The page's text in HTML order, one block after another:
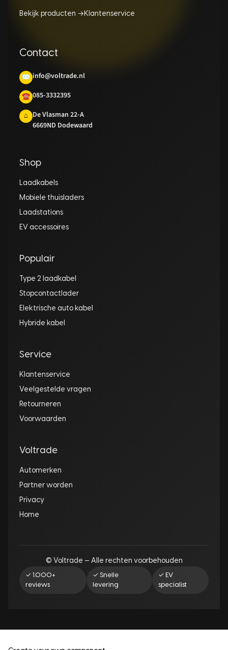
Bekijk producten → Klantenservice
Contact
✉ info@voltrade.nl
☎ 085-3332395
⌂
De Vlasman 22-A
6669ND Dodewaard
Shop
Laadkabels
Mobiele thuisladers
Laadstations
EV accessoires
Populair
Type 2 laadkabel
Stopcontactlader
Elektrische auto kabel
Hybride kabel
Service
Klantenservice
Veelgestelde vragen
Retourneren
Voorwaarden
Voltrade
Automerken
Partner worden
Privacy
Home
© Voltrade — Alle rechten voorbehouden
✓ 1.000+
reviews
✓ Snelle
levering
✓ EV
specialist